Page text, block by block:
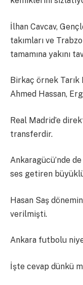
İlhan Cavcav,
takımları ve
tamamına yakını
Birkaç örnek Tarık
Ahmed Hassan,
Real Madrid’e
transferdir.
Ankaragücü’nde
ses getiren
Hasan Saş
verilmişti.
Ankara futbolu
İşte cevap dünkü